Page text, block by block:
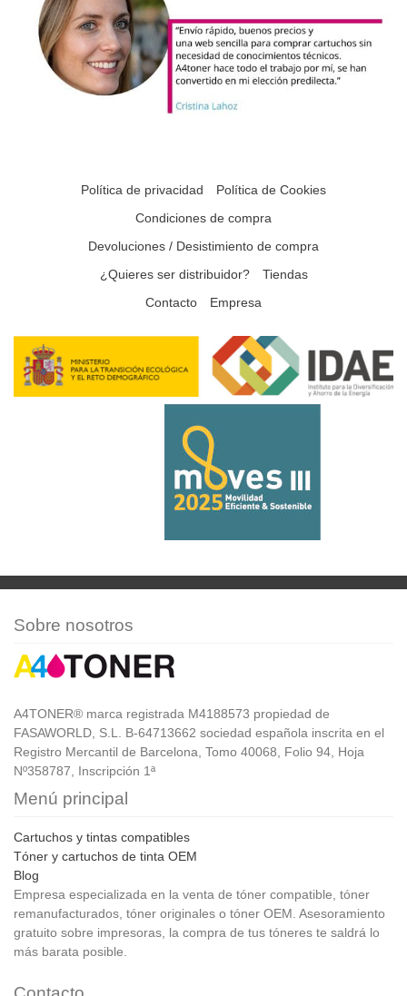
Política de privacidad
Política de Cookies
Condiciones de compra
Devoluciones / Desistimiento de compra
¿Quieres ser distribuidor?
Tiendas
Contacto
Empresa
Sobre nosotros
A4TONER® marca registrada M4188573 propiedad de
FASAWORLD, S.L. B-64713662 sociedad española inscrita en el
Registro Mercantil de Barcelona, Tomo 40068, Folio 94, Hoja
Nº358787, Inscripción 1ª
Menú principal
Cartuchos y tintas compatibles
Tóner y cartuchos de tinta OEM
Blog
Empresa especializada en la venta de tóner compatible, tóner
remanufacturados, tóner originales o tóner OEM. Asesoramiento
gratuito sobre impresoras, la compra de tus tóneres te saldrá lo
más barata posible.